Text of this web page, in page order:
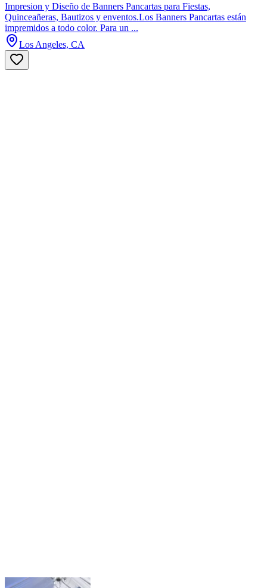
Impresion y Diseño de Banners Pancartas para Fiestas,
Quinceañeras, Bautizos y enventos.Los Banners Pancartas están
impremidos a todo color. Para un ...
Los Angeles, CA